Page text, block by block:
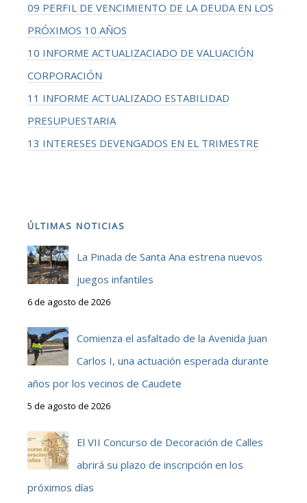
09 PERFIL DE VENCIMIENTO DE LA DEUDA EN LOS
PRÓXIMOS 10 AÑOS
10 INFORME ACTUALIZACIADO DE VALUACIÓN
CORPORACIÓN
11 INFORME ACTUALIZADO ESTABILIDAD
PRESUPUESTARIA
13 INTERESES DEVENGADOS EN EL TRIMESTRE
ÚLTIMAS NOTICIAS
La Pinada de Santa Ana estrena nuevos
juegos infantiles
6 de agosto de 2026
Comienza el asfaltado de la Avenida Juan
Carlos I, una actuación esperada durante
años por los vecinos de Caudete
5 de agosto de 2026
El VII Concurso de Decoración de Calles
abrirá su plazo de inscripción en los
próximos días